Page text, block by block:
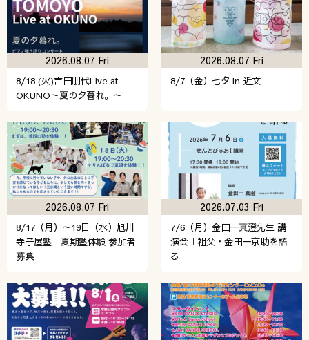
8/18 (火)吉田朋代Live at
OKUNO～夏の夕暮れ。～
2026.08.07 Fri
8/7（金）七夕 in 近文
2026.08.07 Fri
8/17（月）～19日（水）旭川
寺子屋塾 夏期塾体験 参加者
募集
2026.08.07 Fri
7/6（月）金田一真澄先生 講
演会「祖父・金田一京助を語
る」
2026.07.03 Fri